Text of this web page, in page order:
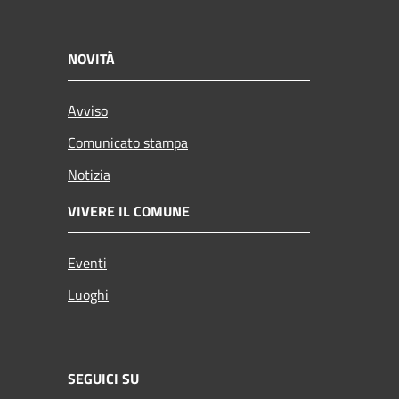
NOVITÀ
Avviso
Comunicato stampa
Notizia
VIVERE IL COMUNE
Eventi
Luoghi
SEGUICI SU